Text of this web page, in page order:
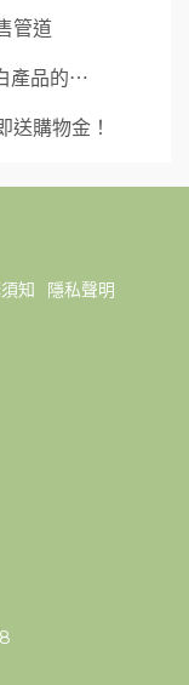
管道
產品的⋯
送購物金！
知
隱私聲明